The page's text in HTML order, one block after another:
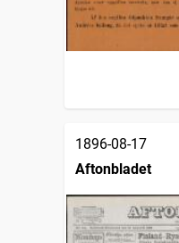
1896-08-17
Aftonbladet